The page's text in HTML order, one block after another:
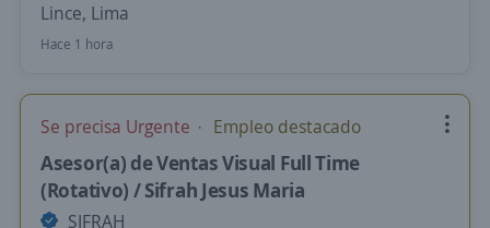
Lince, Lima
Hace 1 hora
Se precisa Urgente Empleo destacado
Asesor(a) de Ventas Visual Full Time
(Rotativo) / Sifrah Jesus Maria
SIFRAH